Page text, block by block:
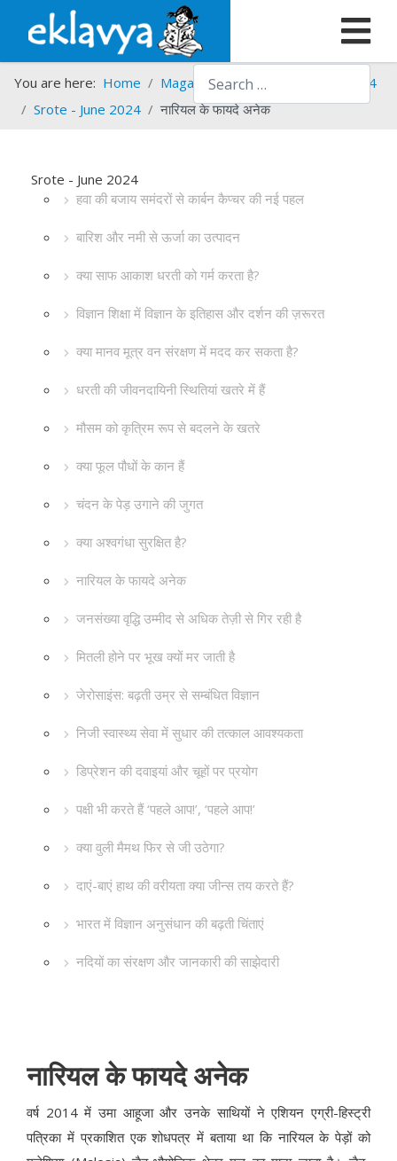
Search
You are here: Home Magazines Srote
Srote - 2024
Srote - June 2024
नारियल के फायदे अनेक
Srote - June 2024
हवा की बजाय समंदरों से कार्बन कैप्चर की नई पहल
बारिश और नमी से ऊर्जा का उत्पादन
क्या साफ आकाश धरती को गर्म करता है?
विज्ञान शिक्षा में विज्ञान के इतिहास और दर्शन की ज़रूरत
क्या मानव मूत्र वन संरक्षण में मदद कर सकता है?
धरती की जीवनदायिनी स्थितियां खतरे में हैं
मौसम को कृत्रिम रूप से बदलने के खतरे
क्या फूल पौधों के कान हैं
चंदन के पेड़ उगाने की जुगत
क्या अश्वगंधा सुरक्षित है?
नारियल के फायदे अनेक
जनसंख्या वृद्धि उम्मीद से अधिक तेज़ी से गिर रही है
मितली होने पर भूख क्यों मर जाती है
जेरोसाइंस: बढ़ती उम्र से सम्बंधित विज्ञान
निजी स्वास्थ्य सेवा में सुधार की तत्काल आवश्यकता
डिप्रेशन की दवाइयां और चूहों पर प्रयोग
पक्षी भी करते हैं ‘पहले आप!’, ‘पहले आप!’
क्या वुली मैमथ फिर से जी उठेगा?
दाएं-बाएं हाथ की वरीयता क्या जीन्स तय करते हैं?
भारत में विज्ञान अनुसंधान की बढ़ती चिंताएं
नदियों का संरक्षण और जानकारी की साझेदारी
नारियल के फायदे अनेक
वर्ष 2014 में उमा आहूजा और उनके साथियों ने एशियन एग्री-हिस्ट्री
पत्रिका में प्रकाशित एक शोधपत्र में बताया था कि नारियल के पेड़ों को